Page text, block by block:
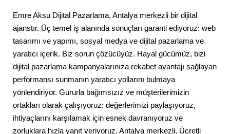
Emre Aksu Dijital Pazarlama, Antalya merkezli bir dijital
ajanstır. Üç temel iş alanında sonuçları garanti ediyoruz: web
tasarımı ve yapımı, sosyal medya ve dijital pazarlama ve
yaratıcı içerik. Biz sorun çözücüyüz. Hayal gücümüz, bizi
dijital pazarlama kampanyalarınıza rekabet avantajı sağlayan
performansı sunmanın yaratıcı yollarını bulmaya
yönlendiriyor. Gururla bağımsızız ve müşterilerimizin
ortakları olarak çalışıyoruz: değerlerimizi paylaşıyoruz,
ihtiyaçlarını karşılamak için esnek davranıyoruz ve
zorluklara hızla yanıt veriyoruz. Antalya merkezli, Ücretli